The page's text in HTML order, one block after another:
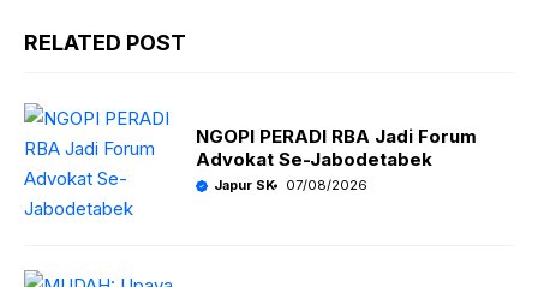
RELATED POST
NGOPI PERADI RBA Jadi Forum
Advokat Se-Jabodetabek
Japur SK 07/08/2026